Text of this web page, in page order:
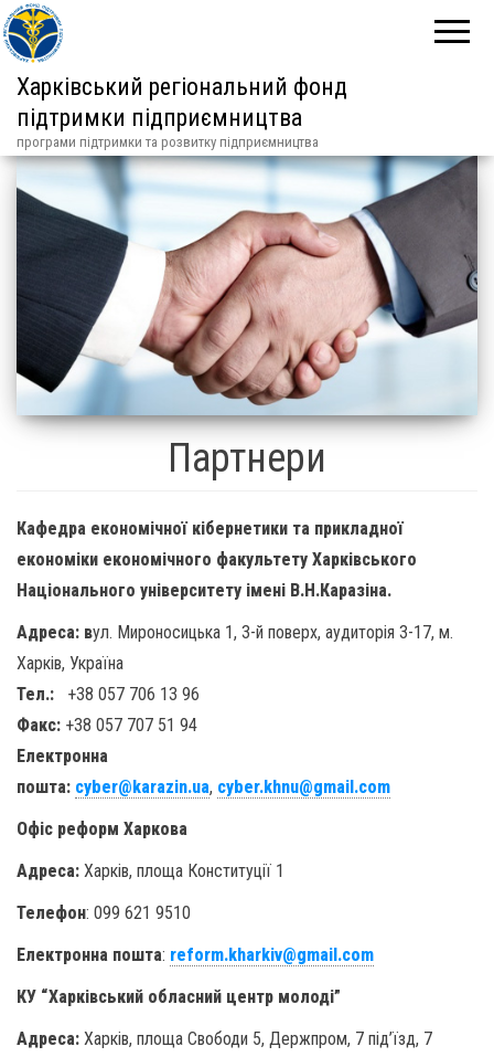
Харківський регіональний фонд
підтримки підприємництва
програми підтримки та розвитку підприємництва
Партнери
Кафедра економічної кібернетики та прикладної
економіки економічного факультету Харківського
Національного університету імені В.Н.Каразіна.
Адреса: вул. Мироносицька 1, 3-й поверх, аудиторія 3-17, м.
Харків, Україна
Тел.:
+38 057 706 13 96
Факс: +38 057 707 51 94
Електронна
пошта: cyber@karazin.ua, cyber.khnu@gmail.com
Офіс реформ Харкова
Адреса: Харків, площа Конституції 1
Телефон: 099 621 9510
Електронна пошта: reform.kharkiv@gmail.com
КУ “Харківський обласний центр молоді”
Адреса: Харків, площа Свободи 5, Держпром, 7 під’їзд, 7